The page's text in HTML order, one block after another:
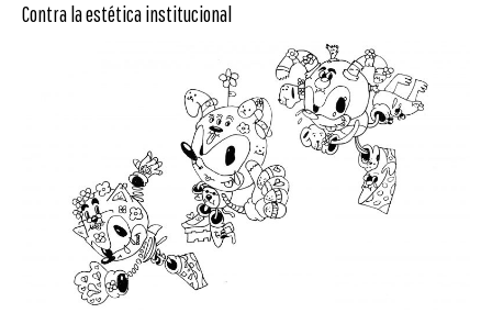
Contra la estética institucional